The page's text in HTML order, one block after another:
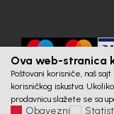
Ova web-stranica
Poštovani korisniče, naš
korisničkog iskustva.
prodavnicu slažete se sa
Obavezni